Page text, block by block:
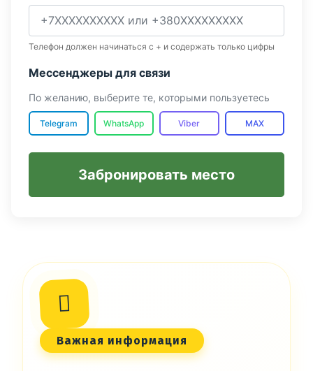
Телефон должен начинаться с + и содержать только цифры
Мессенджеры для связи
По желанию, выберите те, которыми пользуетесь
Telegram WhatsApp Viber MAX
Забронировать место
Важная информация